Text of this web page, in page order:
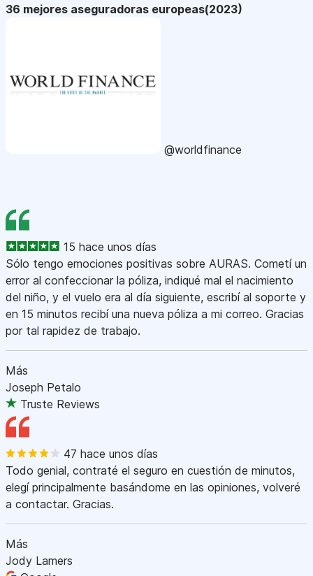
36 mejores aseguradoras europeas(2023)
@worldfinance
15 hace unos días
Sólo tengo emociones positivas sobre AURAS. Cometí un
error al confeccionar la póliza, indiqué mal el nacimiento
del niño, y el vuelo era al día siguiente, escribí al soporte y
en 15 minutos recibí una nueva póliza a mi correo. Gracias
por tal rapidez de trabajo.
Más
Joseph Petalo
Truste Reviews
47 hace unos días
Todo genial, contraté el seguro en cuestión de minutos,
elegí principalmente basándome en las opiniones, volveré
a contactar. Gracias.
Más
Jody Lamers